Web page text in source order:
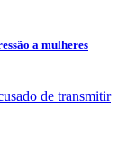
a mulheres